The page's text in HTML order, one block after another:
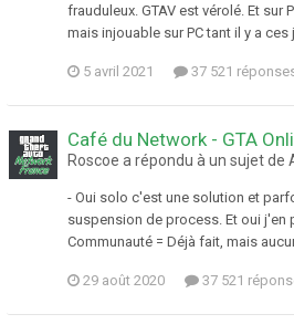
frauduleux. GTAV est vérolé. Et sur
mais injouable sur PC tant il y a
5 avril 2021 37 521
Café du Network - GTA
Roscoe a répondu à un sujet de
- Oui solo c'est une solution et
suspension de process. Et oui j'en
Communauté = Déjà fait, mais
29 août 2020 37 521